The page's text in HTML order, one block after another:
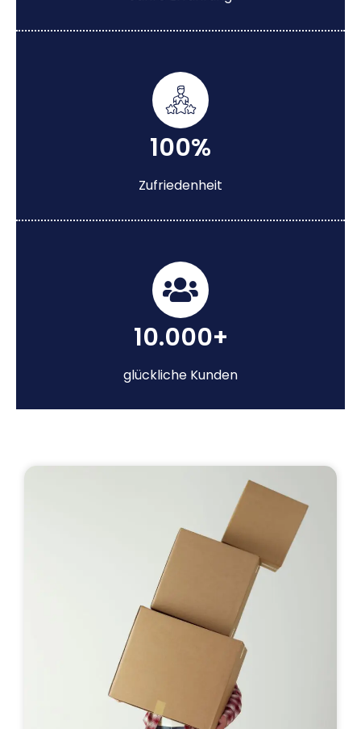
100%
Zufriedenheit
10.000+
glückliche Kunden